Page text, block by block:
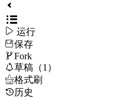
 运行
保存
Fork
草稿（1）
格式刷
历史